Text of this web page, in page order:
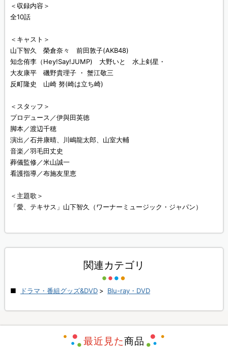
＜収録内容＞
全10話
＜キャスト＞
山下智久 榮倉奈々 前田敦子(AKB48)
知念侑李（Hey!Say!JUMP) 大野いと 水上剣星・
大友康平 磯野貴理子 ・ 蟹江敬三
反町隆史 山崎 努(崎は立ち崎)
＜スタッフ＞
プロデュース／伊與田英徳
脚本／渡辺千穂
演出／石井康晴、川嶋龍太郎、山室大輔
音楽／羽毛田丈史
葬儀監修／米山誠一
看護指導／布施友里恵
＜主題歌＞
「愛、テキサス」山下智久（ワーナーミュージック・ジャパン）
関連カテゴリ
ドラマ・番組グッズ&DVD > Blu-ray・DVD
最近見た商品